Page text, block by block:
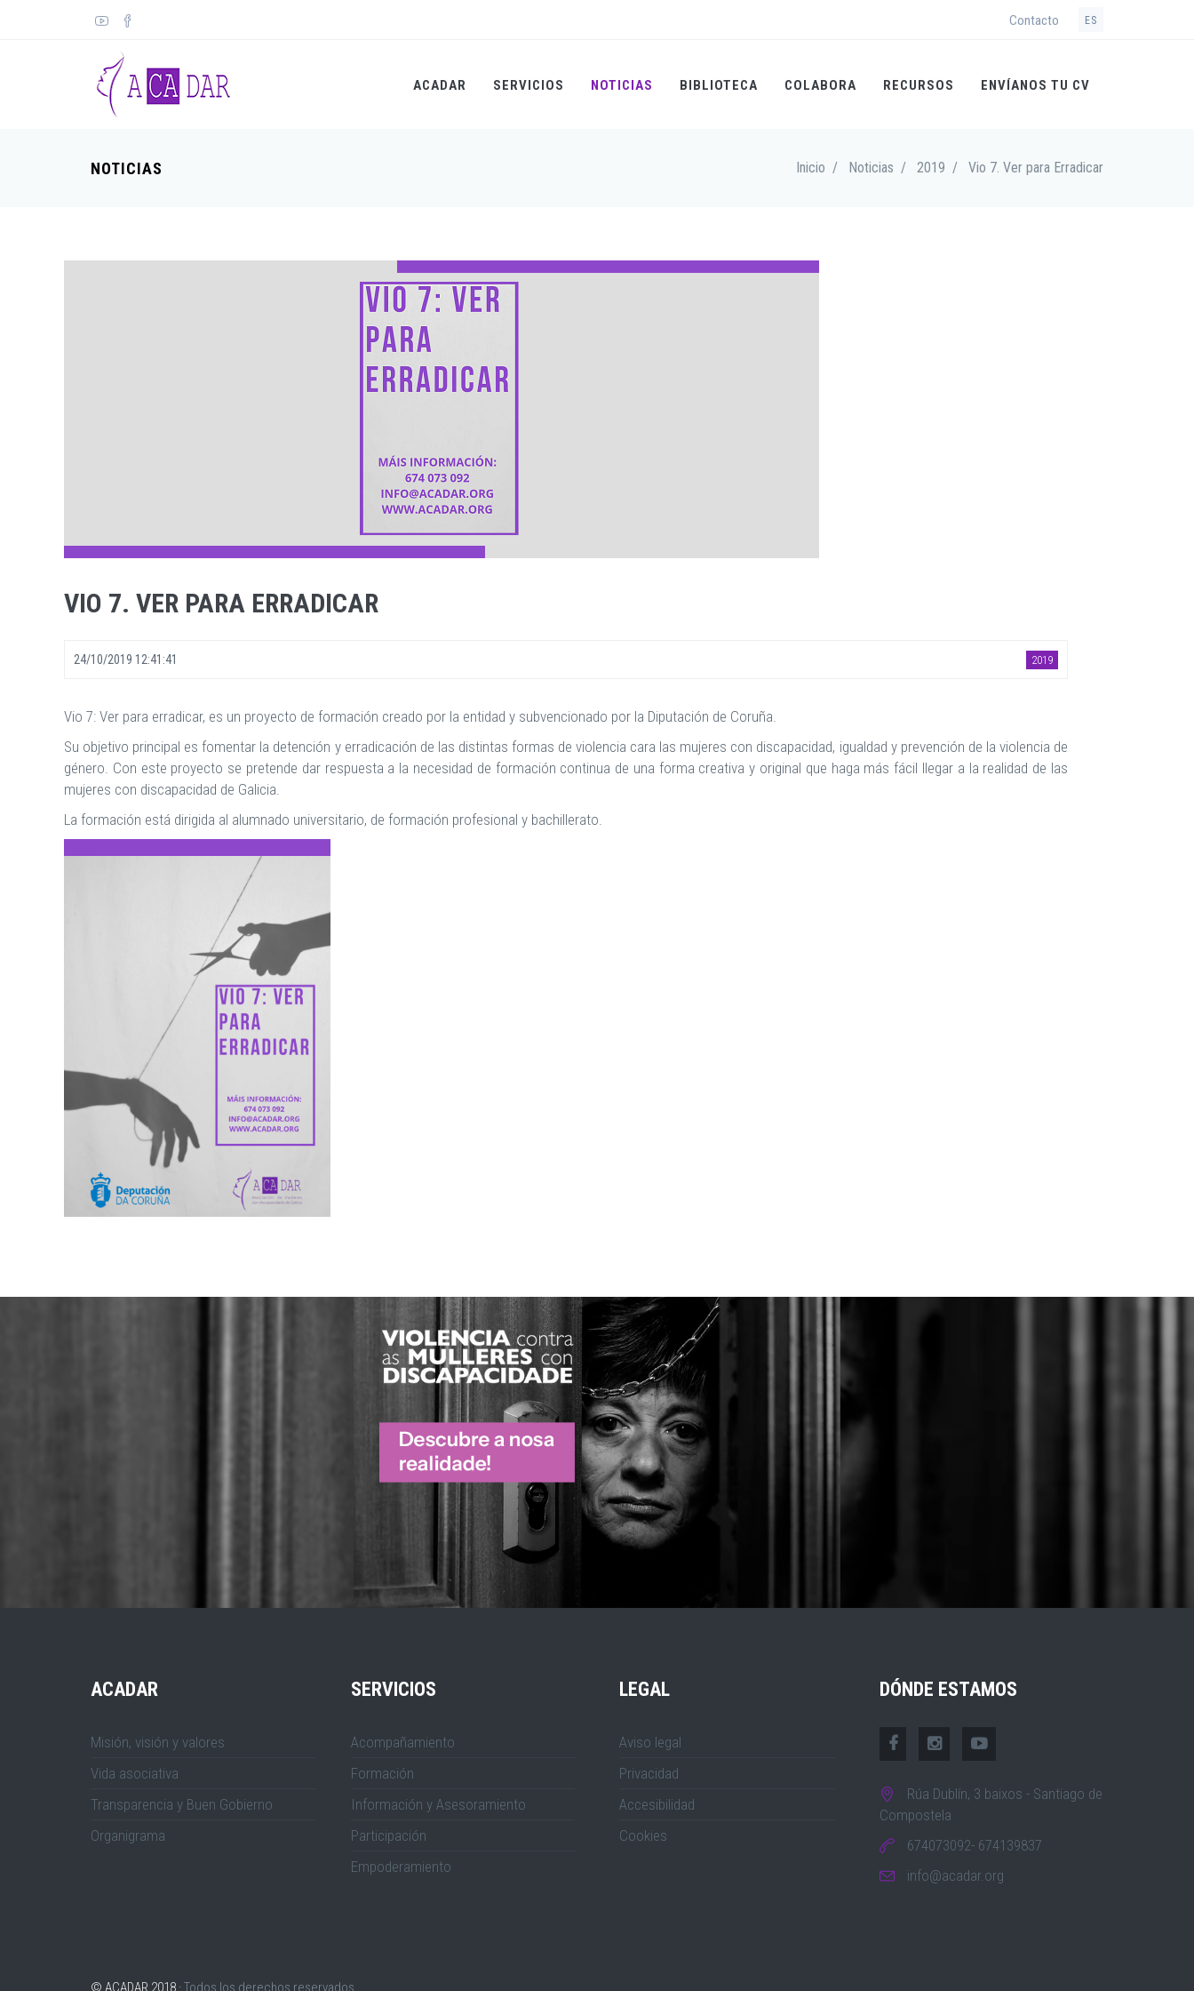
Contacto ES
ACADAR SERVICIOS NOTICIAS BIBLIOTECA COLABORA RECURSOS ENVÍANOS TU CV
NOTICIAS Inicio / Noticias / 2019 / Vio 7. Ver para Erradicar
VIO 7. VER PARA ERRADICAR
24/10/2019 12:41:41 2019
Vio 7: Ver para erradicar, es un proyecto de formación creado por la entidad y subvencionado por la Diputación de Coruña.
Su objetivo principal es fomentar la detención y erradicación de las distintas formas de violencia cara las mujeres con discapacidad, igualdad y prevención de la violencia de
género. Con este proyecto se pretende dar respuesta a la necesidad de formación continua de una forma creativa y original que haga más fácil llegar a la realidad de las
mujeres con discapacidad de Galicia.
La formación está dirigida al alumnado universitario, de formación profesional y bachillerato.
ACADAR
Misión, visión y valores
Vida asociativa
Transparencia y Buen Gobierno
Organigrama
SERVICIOS
Acompañamiento
Formación
Información y Asesoramiento
Participación
Empoderamiento
LEGAL
Aviso legal
Privacidad
Accesibilidad
Cookies
DÓNDE ESTAMOS
Rúa Dublín, 3 baixos - Santiago de
Compostela
674073092- 674139837
info@acadar.org
© ACADAR 2018 · Todos los derechos reservados.